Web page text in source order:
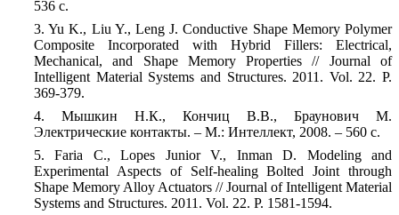
536 с.
3. Yu K., Liu Y., Leng J. Conductive Shape Memory Polymer
Composite Incorporated with Hybrid Fillers: Electrical,
Mechanical, and Shape Memory Properties // Journal of
Intelligent Material Systems and Structures. 2011. Vol. 22. P.
369-379.
4. Мышкин Н.К., Кончиц В.В., Браунович М.
Электрические контакты. – М.: Интеллект, 2008. – 560 с.
5. Faria C., Lopes Junior V., Inman D. Modeling and
Experimental Aspects of Self-healing Bolted Joint through
Shape Memory Alloy Actuators //Journal of Intelligent Material
Systems and Structures. 2011. Vol. 22. P. 1581-1594.